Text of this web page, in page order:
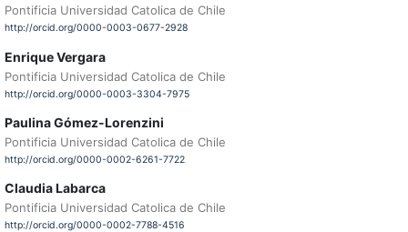
Pontificia Universidad Catolica de Chile
http://orcid.org/0000-0003-0677-2928
Enrique Vergara
Pontificia Universidad Catolica de Chile
http://orcid.org/0000-0003-3304-7975
Paulina Gómez-Lorenzini
Pontificia Universidad Catolica de Chile
http://orcid.org/0000-0002-6261-7722
Claudia Labarca
Pontificia Universidad Catolica de Chile
http://orcid.org/0000-0002-7788-4516